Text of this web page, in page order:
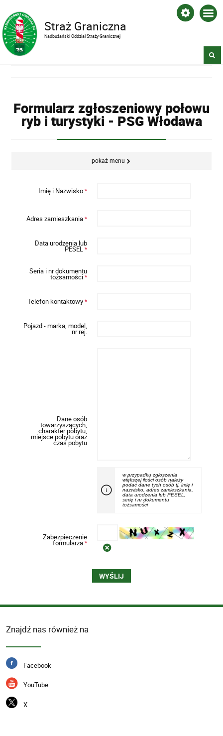
Straż Graniczna
Nadbużański Oddział Straży Granicznej
Formularz zgłoszeniowy połowu
ryb i turystyki - PSG Włodawa
pokaż menu
Imię i Nazwisko *
Adres zamieszkania *
Data urodzenia lub
PESEL *
Seria i nr dokumentu
tożsamości*
Telefon kontaktowy *
Pojazd - marka, model,
nr rej.
Dane osób
towarzyszących,
charakter pobytu,
miejsce pobytu oraz
czas pobytu
w przypadku zgłoszenia
większej ilości osób należy
podać dane tych osób tj. imię i
nazwisko, adres zamieszkania,
data urodzenia lub PESEL,
serię i nr dokumentu
tożsamości
Zabezpieczenie
formularza*
Znajdź nas również na
Facebook
YouTube
X